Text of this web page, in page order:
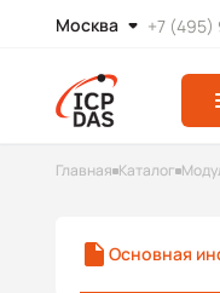
Москва +7
Главная Каталог
Основная